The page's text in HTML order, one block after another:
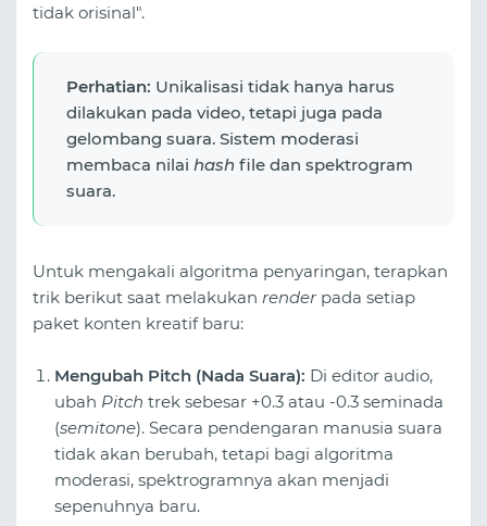
tidak orisinal".
Perhatian: Unikalisasi tidak hanya harus
dilakukan pada video, tetapi juga pada
gelombang suara. Sistem moderasi
membaca nilai hash file dan spektrogram
suara.
Untuk mengakali algoritma penyaringan, terapkan
trik berikut saat melakukan renderpada setiap
paket konten kreatif baru:
Mengubah Pitch (Nada Suara): Di editor audio,
ubah Pitch trek sebesar +0.3 atau -0.3 seminada
(semitone). Secara pendengaran manusia suara
tidak akan berubah, tetapi bagi algoritma
moderasi, spektrogramnya akan menjadi
sepenuhnya baru.